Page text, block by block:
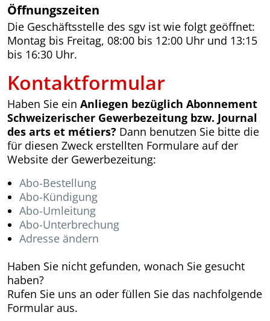
Öffnungszeiten
Die Geschäftsstelle des sgv ist wie folgt geöffnet:
Montag bis Freitag, 08:00 bis 12:00 Uhr und 13:15
bis 16:30 Uhr.
Kontaktformular
Haben Sie ein Anliegen bezüglich Abonnement
Schweizerischer Gewerbezeitung bzw. Journal
des arts et métiers? Dann benutzen Sie bitte die
für diesen Zweck erstellten Formulare auf der
Website der Gewerbezeitung:
Abo-Bestellung
Abo-Kündigung
Abo-Umleitung
Abo-Unterbrechung
Adresse ändern
Haben Sie nicht gefunden, wonach Sie gesucht
haben?
Rufen Sie uns an oder füllen Sie das nachfolgende
Formular aus.